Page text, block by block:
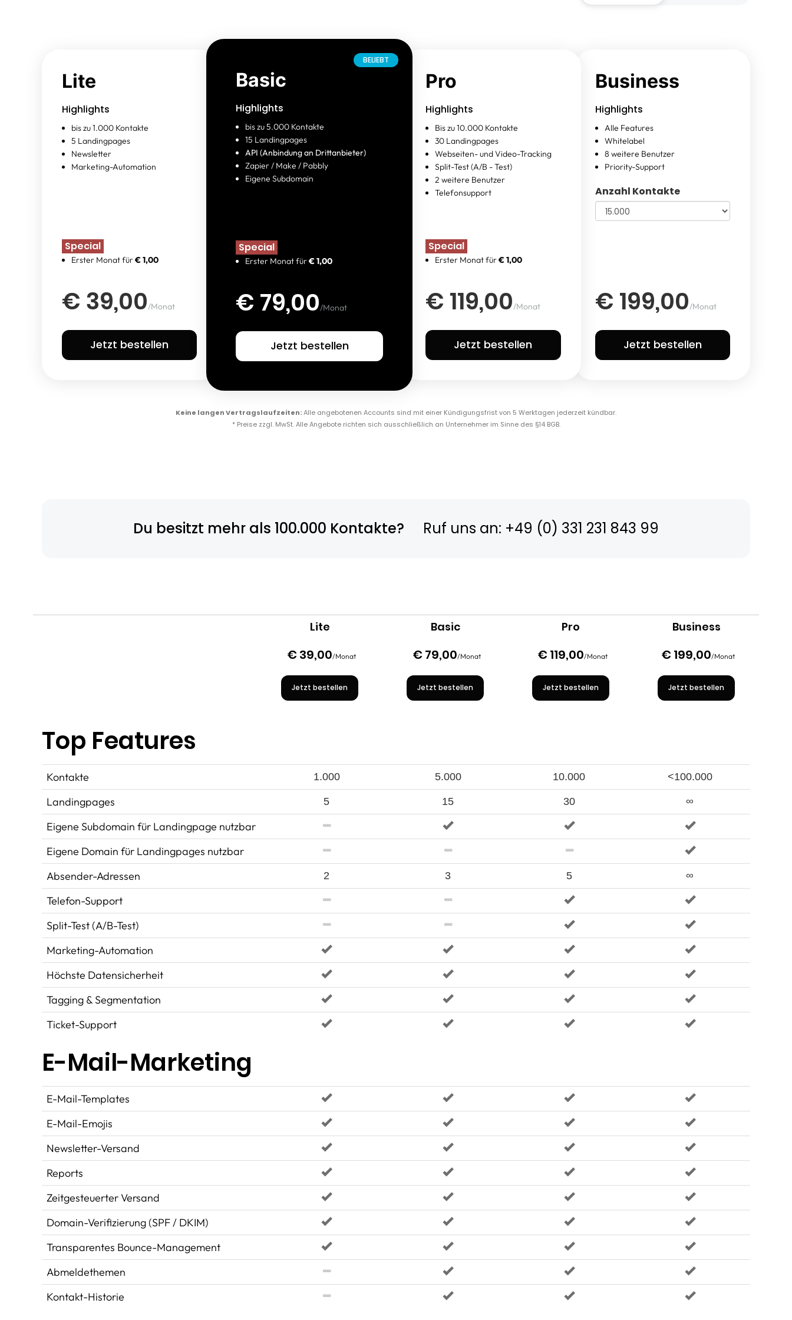
Lite
Highlights
bis zu 1.000 Kontakte
5 Landingpages
Newsletter
Marketing-Automation
Special
Erster Monat für€ 1,00
€ 39,00/Monat
Jetzt bestellen
Basic
Highlights
bis zu 5.000 Kontakte
15 Landingpages
API (Anbindung an Drittanbieter)
Zapier / Make / Pabbly
Eigene Subdomain
Special
Erster Monat für€ 1,00
€ 79,00/Monat
Jetzt bestellen
Pro
Highlights
Bis zu 10.000 Kontakte
30 Landingpages
Webseiten- und Video-Tracking
Split-Test (A/B - Test)
2 weitere Benutzer
Telefonsupport
Special
Erster Monat für€ 1,00
€ 119,00/Monat
Jetzt bestellen
Business
Highlights
Alle Features
Whitelabel
8 weitere Benutzer
Priority-Support
Anzahl Kontakte
€ 199,00/Monat
Jetzt bestellen
Keine langen Vertragslaufzeiten:Alle angebotenen Accounts sind mit einer Kündigungsfrist von 5 Werktagen jederzeit kündbar.
* Preise zzgl. MwSt. Alle Angebote richten sich ausschließlich an Unternehmer im Sinne des §14 BGB.
Du besitzt mehr als 100.000 Kontakte? Ruf uns an: +49 (0) 331 231 843 99
Lite
€ 39,00/Monat
Jetzt bestellen
Basic
€ 79,00/Monat
Jetzt bestellen
Pro
€ 119,00/Monat
Jetzt bestellen
Business
€ 199,00/Monat
Jetzt bestellen
Top Features
Kontakte 1.000 5.000 10.000 <100.000
Landingpages 5 15 30 ∞
Eigene Subdomain für Landingpage nutzbar
Eigene Domain für Landingpages nutzbar
Absender-Adressen
2 3 5 ∞
Telefon-Support
Split-Test (A/B-Test)
Marketing-Automation
Höchste Datensicherheit
Tagging & Segmentation
Ticket-Support
E-Mail-Marketing
E-Mail-Templates
E-Mail-Emojis
Newsletter-Versand
Reports
Zeitgesteuerter Versand
Domain-Verifizierung (SPF / DKIM)
Transparentes Bounce-Management
Abmeldethemen
Kontakt-Historie